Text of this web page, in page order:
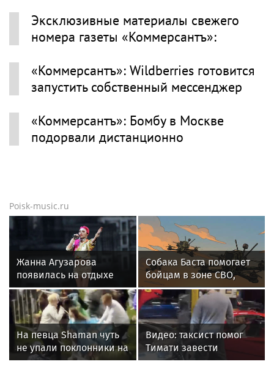
Эксклюзивные материалы свежего
номера газеты «Коммерсантъ»:
«Коммерсантъ»: Wildberries готовится
запустить собственный мессенджер
«Коммерсантъ»: Бомбу в Москве
подорвали дистанционно
Poisk-music.ru
Жанна Агузарова
появилась на отдыхе
с 22-летним
фотографом
Собака Баста помогает
бойцам в зоне СВО,
предупреждая о дронах
ВСУ
На певца Shaman чуть
не упали поклонники на
концерте
Видео: таксист помог
Тимати завести
эксклюзивный Ferrari